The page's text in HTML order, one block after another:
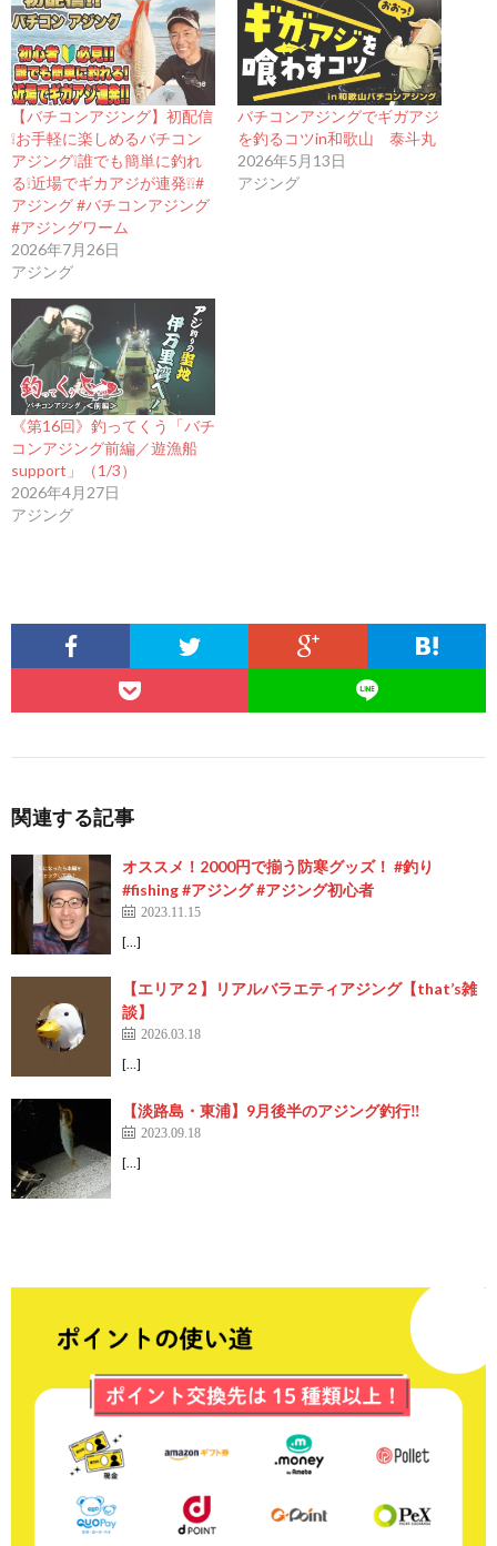
【バチコンアジング】初配信
❕お手軽に楽しめるバチコン
アジング❕誰でも簡単に釣れ
る❕近場でギカアジが連発❕❕#
アジング #バチコンアジング
#アジングワーム
2026年7月26日
アジング
バチコンアジングでギガアジ
を釣るコツin和歌山 泰斗丸
2026年5月13日
アジング
《第16回》釣ってくう「バチ
コンアジング前編／遊漁船
support」（1/3）
2026年4月27日
アジング
関連する記事
オススメ！2000円で揃う防寒グッズ！ #釣り
#fishing #アジング #アジング初心者
2023.11.15
[…]
【エリア２】リアルバラエティアジング【that’s雑
談】
2026.03.18
[…]
【淡路島・東浦】9月後半のアジング釣行‼️
2023.09.18
[…]